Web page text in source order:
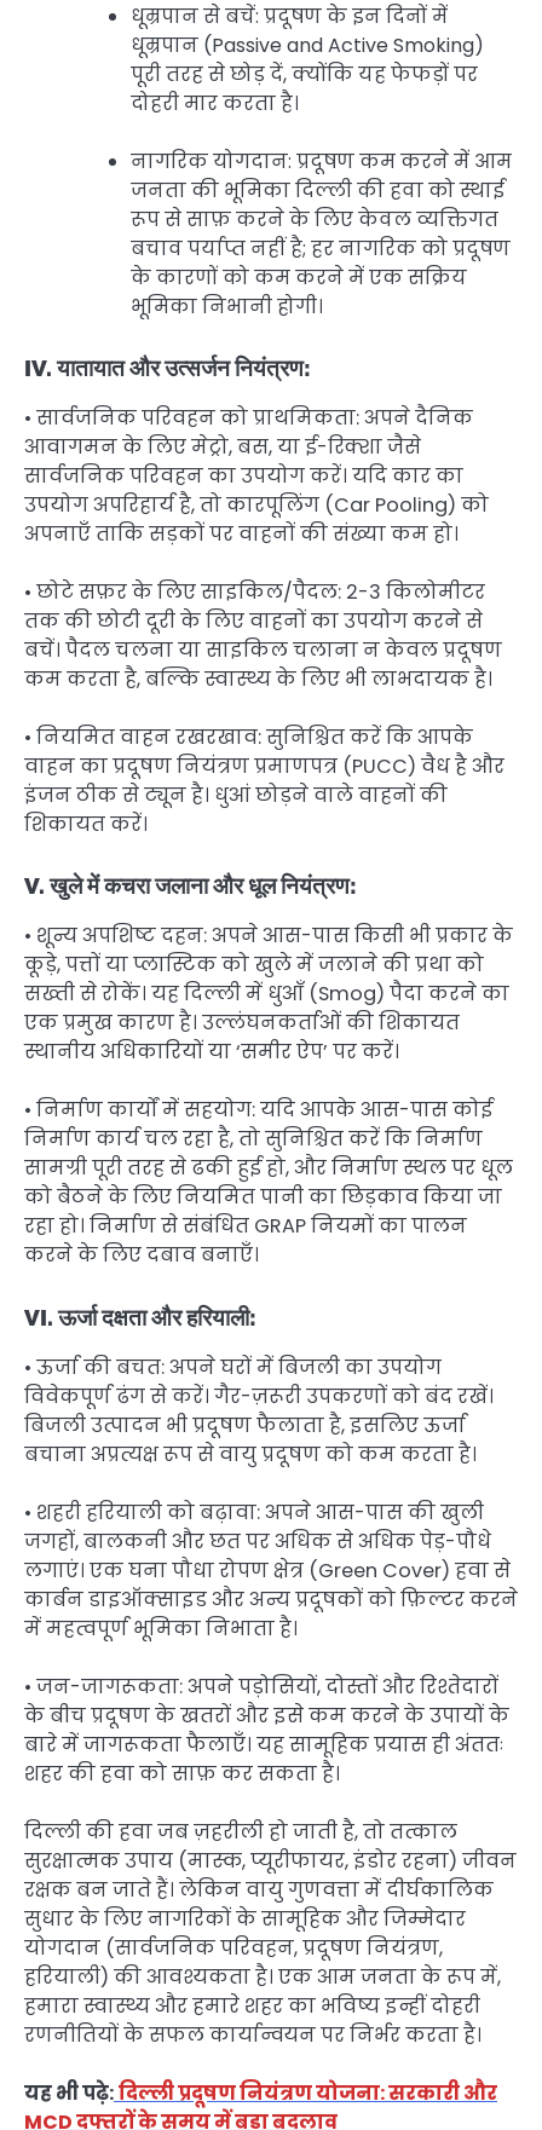
धूम्रपान से बचें: प्रदूषण के इन दिनों में
धूम्रपान (Passive and Active Smoking)
पूरी तरह से छोड़ दें, क्योंकि यह फेफड़ों पर
दोहरी मार करता है।
नागरिक योगदान: प्रदूषण कम करने में आम
जनता की भूमिका दिल्ली की हवा को स्थाई
रूप से साफ़ करने के लिए केवल व्यक्तिगत
बचाव पर्याप्त नहीं है; हर नागरिक को प्रदूषण
के कारणों को कम करने में एक सक्रिय
भूमिका निभानी होगी।
IV. यातायात और उत्सर्जन नियंत्रण:
• सार्वजनिक परिवहन को प्राथमिकता: अपने दैनिक
आवागमन के लिए मेट्रो, बस, या ई-रिक्शा जैसे
सार्वजनिक परिवहन का उपयोग करें। यदि कार का
उपयोग अपरिहार्य है, तो कारपूलिंग (Car Pooling) को
अपनाएँ ताकि सड़कों पर वाहनों की संख्या कम हो।
• छोटे सफ़र के लिए साइकिल/पैदल: 2-3 किलोमीटर
तक की छोटी दूरी के लिए वाहनों का उपयोग करने से
बचें। पैदल चलना या साइकिल चलाना न केवल प्रदूषण
कम करता है, बल्कि स्वास्थ्य के लिए भी लाभदायक है।
• नियमित वाहन रखरखाव: सुनिश्चित करें कि आपके
वाहन का प्रदूषण नियंत्रण प्रमाणपत्र (PUCC) वैध है और
इंजन ठीक से ट्यून है। धुआं छोड़ने वाले वाहनों की
शिकायत करें।
V. खुले में कचरा जलाना और धूल नियंत्रण:
• शून्य अपशिष्ट दहन: अपने आस-पास किसी भी प्रकार के
कूड़े, पत्तों या प्लास्टिक को खुले में जलाने की प्रथा को
सख्ती से रोकें। यह दिल्ली में धुआँ (Smog) पैदा करने का
एक प्रमुख कारण है। उल्लंघनकर्ताओं की शिकायत
स्थानीय अधिकारियों या ‘समीर ऐप’ पर करें।
• निर्माण कार्यों में सहयोग: यदि आपके आस-पास कोई
निर्माण कार्य चल रहा है, तो सुनिश्चित करें कि निर्माण
सामग्री पूरी तरह से ढकी हुई हो, और निर्माण स्थल पर धूल
को बैठने के लिए नियमित पानी का छिड़काव किया जा
रहा हो। निर्माण से संबंधित GRAP नियमों का पालन
करने के लिए दबाव बनाएँ।
VI. ऊर्जा दक्षता और हरियाली:
• ऊर्जा की बचत: अपने घरों में बिजली का उपयोग
विवेकपूर्ण ढंग से करें। गैर-ज़रूरी उपकरणों को बंद रखें।
बिजली उत्पादन भी प्रदूषण फैलाता है, इसलिए ऊर्जा
बचाना अप्रत्यक्ष रूप से वायु प्रदूषण को कम करता है।
• शहरी हरियाली को बढ़ावा: अपने आस-पास की खुली
जगहों, बालकनी और छत पर अधिक से अधिक पेड़-पौधे
लगाएं। एक घना पौधा रोपण क्षेत्र (Green Cover) हवा से
कार्बन डाइऑक्साइड और अन्य प्रदूषकों को फ़िल्टर करने
में महत्वपूर्ण भूमिका निभाता है।
• जन-जागरूकता: अपने पड़ोसियों, दोस्तों और रिश्तेदारों
के बीच प्रदूषण के खतरों और इसे कम करने के उपायों के
बारे में जागरूकता फैलाएँ। यह सामूहिक प्रयास ही अंततः
शहर की हवा को साफ़ कर सकता है।
दिल्ली की हवा जब ज़हरीली हो जाती है, तो तत्काल
सुरक्षात्मक उपाय (मास्क, प्यूरीफायर, इंडोर रहना) जीवन
रक्षक बन जाते हैं। लेकिन वायु गुणवत्ता में दीर्घकालिक
सुधार के लिए नागरिकों के सामूहिक और जिम्मेदार
योगदान (सार्वजनिक परिवहन, प्रदूषण नियंत्रण,
हरियाली) की आवश्यकता है। एक आम जनता के रूप में,
हमारा स्वास्थ्य और हमारे शहर का भविष्य इन्हीं दोहरी
रणनीतियों के सफल कार्यान्वयन पर निर्भर करता है।
यह भी पढ़े:दिल्ली प्रदूषण नियंत्रण योजना: सरकारी और
MCD दफ्तरों के समय में बड़ा बदलाव